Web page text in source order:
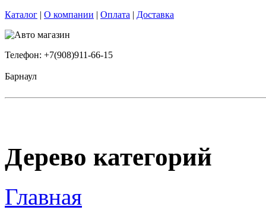
Каталог | О компании | Оплата | Доставка
Телефон: +7(908)911-66-15
Барнаул
Дерево категорий
Главная